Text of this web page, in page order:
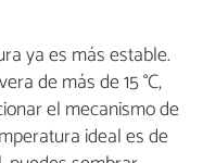
ya es más estable.
de más de 15 °C,
el mecanismo de
ideal es de